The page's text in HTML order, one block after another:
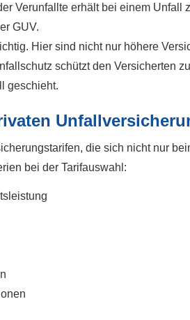
Verunfallte erhält bei einem Unfall
GUV.
Hier sind nicht nur höhere
schützt den Versicherten
geschieht.
die sich nicht nur
bei der Tarifauswahl: